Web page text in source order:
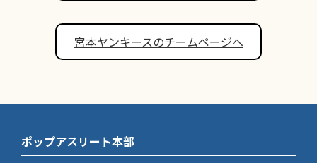
宮本ヤンキースのチームページへ
ポップアスリート本部